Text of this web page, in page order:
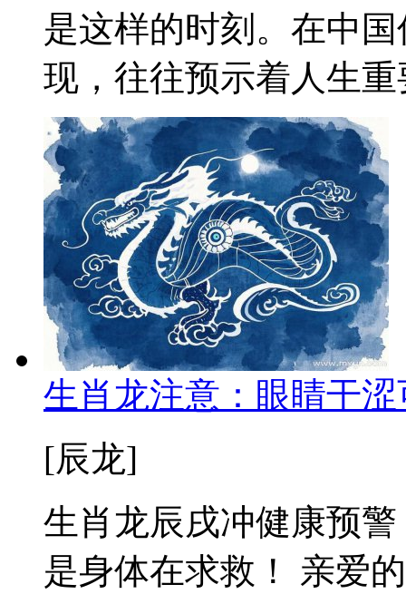
是这样的时刻。在中
现，往往预示着人生
生肖龙注意：眼睛干
[辰龙]
生肖龙辰戌冲健康预
是身体在求救！ 亲爱